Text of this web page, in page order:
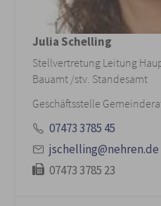
Julia Schelling
Stellvertretung Leitung
Bauamt /stv. Standesamt
Geschäftsstelle
07473 3785 45
jschelling@nehren.de
07473 3785 23